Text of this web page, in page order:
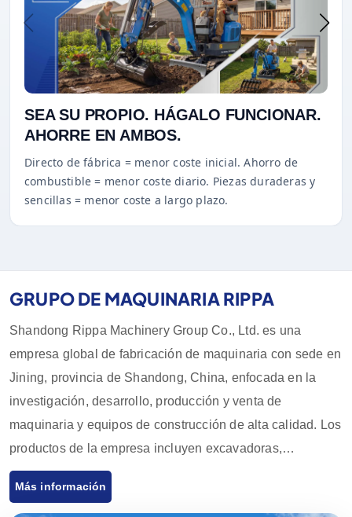
SEA SU PROPIO. HÁGALO FUNCIONAR.
AHORRE EN AMBOS.
Directo de fábrica = menor coste inicial. Ahorro de
combustible = menor coste diario. Piezas duraderas y
sencillas = menor coste a largo plazo.
GRUPO DE MAQUINARIA RIPPA
Shandong Rippa Machinery Group Co., Ltd. es una
empresa global de fabricación de maquinaria con sede en
Jining, provincia de Shandong, China, enfocada en la
investigación, desarrollo, producción y venta de
maquinaria y equipos de construcción de alta calidad. Los
productos de la empresa incluyen excavadoras,
cargadores, carretillas elevadoras, cargadores
Más información